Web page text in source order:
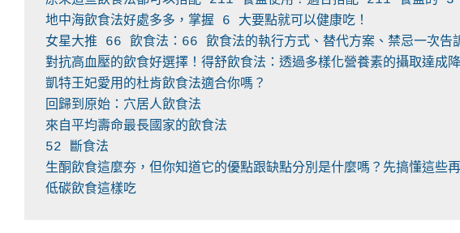
低碳飲食這樣吃